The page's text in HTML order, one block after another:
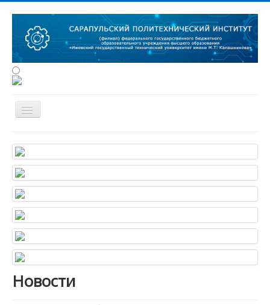
Сведения об образовательной
организации
Об институте
Студенту
Наука
Конференции
Абитуриенту
Анкетирование
Новости